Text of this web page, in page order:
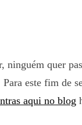
ninguém quer
este fim de
aqui no blog